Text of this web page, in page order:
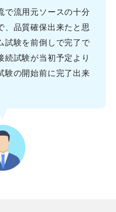
で流用元ソースの十分
、品質確保出来たと思
試験を前倒しで完了で
続試験が当初予定より
験の開始前に完了出来